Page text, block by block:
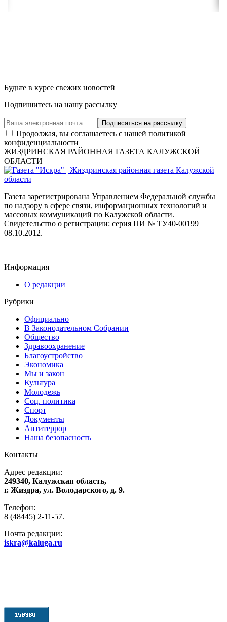
Будьте в курсе свежих новостей
Подпишитесь на нашу рассылку
Продолжая, вы соглашаетесь с нашей политикой
конфиденциальности
ЖИЗДРИНСКАЯ РАЙОННАЯ ГАЗЕТА КАЛУЖСКОЙ
ОБЛАСТИ
Газета зарегистрирована Управлением Федеральной службы
по надзору в сфере связи, информационных технологий и
массовых коммуникаций по Калужской области.
Свидетельство о регистрации: серия ПИ № ТУ40-00199
08.10.2012.
Информация
О редакции
Рубрики
Официально
В Законодательном Собрании
Общество
Здравоохранение
Благоустройство
Экономика
Мы и закон
Культура
Молодежь
Соц. политика
Спорт
Документы
Антитеррор
Наша безопасность
Контакты
Адрес редакции:
249340, Калужская область,
г. Жиздра, ул. Володарского, д. 9.
Телефон:
8 (48445) 2-11-57.
Почта редакции:
iskra@kaluga.ru